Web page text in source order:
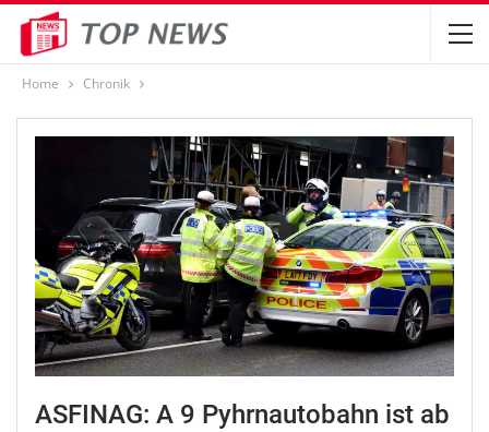
Home Chronik
ASFINAG: A 9 Pyhrnautobahn ist ab